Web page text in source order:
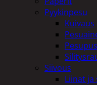
Pyykinpesu
Kuivaus
Siivous
Liinat ja